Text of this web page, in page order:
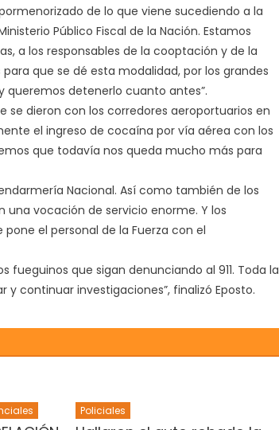
de lo que viene sucediendo a la
Público Fiscal de la Nación. Estamos
a los responsables de la cooptación y de la
que se dé esta modalidad, por los grandes
queremos detenerlo cuanto antes”.
se dieron con los corredores aeroportuarios en
el ingreso de cocaína por vía aérea con los
que todavía nos queda mucho más para
Nacional. Así como también de los
una vocación de servicio enorme. Y los
el personal de la Fuerza con el
que sigan denunciando al 911. Toda la
continuar investigaciones”, finalizó Eposto.
Policiales